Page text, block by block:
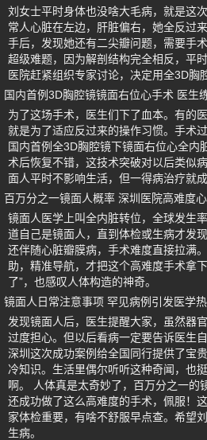
刘女士平时身体也没啥大毛病，就是这
常人心脏在左边，肝脏偏右，她全反过
手后，发现她还有二尖瓣问题，需要手
超级难题，因为解剖结构完全相反，平
医院赶紧组织专家讨论，决定用全3D胸
国内首例3D胸腔镜镜面右位心手术 医生
为了这场手术，医生们下了血本。有的
就是为了适应反过来的操作习惯。手术
国内首例全3D胸腔镜下镜面右位心全内
术后恢复不错，这技术突破对以后类似
面人平时不影响生活，但一得病治疗就成
百万分之一镜面人概率 深圳医院高难度
镜面人医学上叫全内脏转位，全球发生
道自己是镜面人，直到体检或生病才发
还伴随心脏瓣膜病，手术难度直接拉满
助，精准导航，才把这个高难度手术拿
了”，也感叹人体构造的神奇。
镜面人日常注意事项 罕见病例引发医学
发现镜面人后，医生提醒大家，虽然器
过度担心。但以后看病一定要告诉医生
深圳这次成功案例给全国同行提供了宝
冷知识。生活里偶尔听听这种奇闻，也
啊。 人体真是太奇妙了，百万分之一的
还成功做了这么高难度的手术，佩服！
家体检重要，有啥不舒服早点查。希望
生病。